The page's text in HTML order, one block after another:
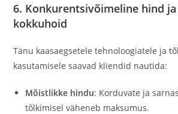
6. Konkurentsivõimeline hind
kokkuhoid
Tänu kaasaegsetele tehnoloogiatele ja
kasutamisele saavad kliendid nautida:
Mõistlikke hindu: Korduvate ja
tõlkimisel väheneb maksumus.